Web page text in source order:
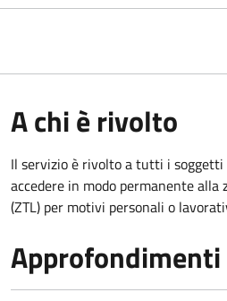
A chi è rivolto
Il servizio è rivolto a tutti i soggetti
accedere in modo permanente
(ZTL) per motivi personali o
Approfondimenti